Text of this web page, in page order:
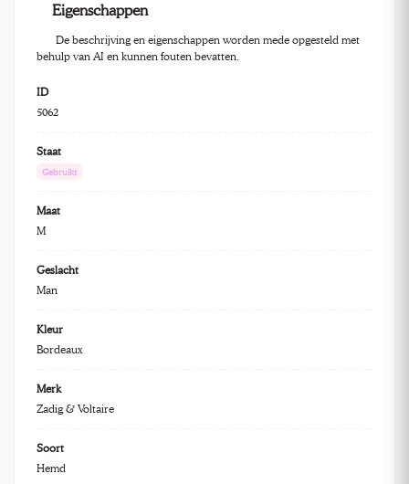
Eigenschappen
De beschrijving en eigenschappen worden mede opgesteld met
behulp van AI en kunnen fouten bevatten.
ID
5062
Staat
Gebruikt
Maat
M
Geslacht
Man
Kleur
Bordeaux
Merk
Zadig & Voltaire
Soort
Hemd